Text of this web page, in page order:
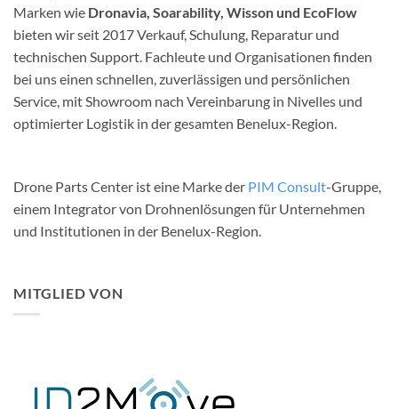
Marken wie Dronavia, Soarability, Wisson und EcoFlow
bieten wir seit 2017 Verkauf, Schulung, Reparatur und
technischen Support. Fachleute und Organisationen finden
bei uns einen schnellen, zuverlässigen und persönlichen
Service, mit Showroom nach Vereinbarung in Nivelles und
optimierter Logistik in der gesamten Benelux-Region.
Drone Parts Center ist eine Marke der PIM Consult-Gruppe,
einem Integrator von Drohnenlösungen für Unternehmen
und Institutionen in der Benelux-Region.
MITGLIED VON